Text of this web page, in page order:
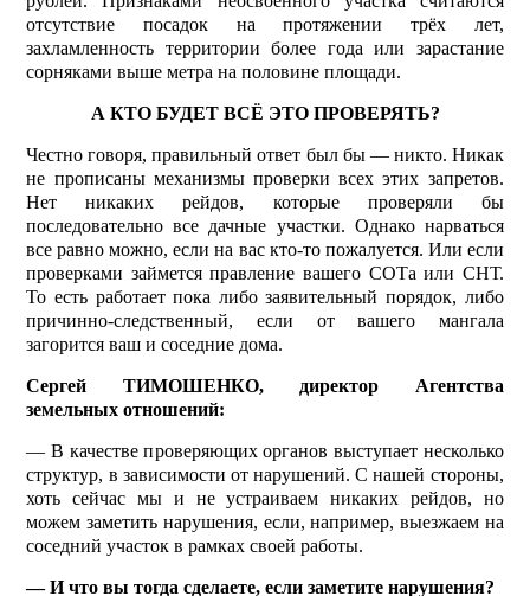
отсутствие посадок на протяжении трёх лет,
захламленность территории более года или зарастание
сорняками выше метра на половине площади.
А КТО БУДЕТ ВСЁ ЭТО ПРОВЕРЯТЬ?
Честно говоря, правильный ответ был бы — никто. Никак
не прописаны механизмы проверки всех этих запретов.
Нет никаких рейдов, которые проверяли бы
последовательно все дачные участки. Однако нарваться
все равно можно, если на вас кто-то пожалуется. Или если
проверками займется правление вашего СОТа или СНТ.
То есть работает пока либо заявительный порядок, либо
причинно-следственный, если от вашего мангала
загорится ваш и соседние дома.
Сергей ТИМОШЕНКО, директор Агентства
земельных отношений:
— В качестве проверяющих органов выступает несколько
структур, в зависимости от нарушений. С нашей стороны,
хоть сейчас мы и не устраиваем никаких рейдов, но
можем заметить нарушения, если, например, выезжаем на
соседний участок в рамках своей работы.
— И что вы тогда сделаете, если заметите нарушения?